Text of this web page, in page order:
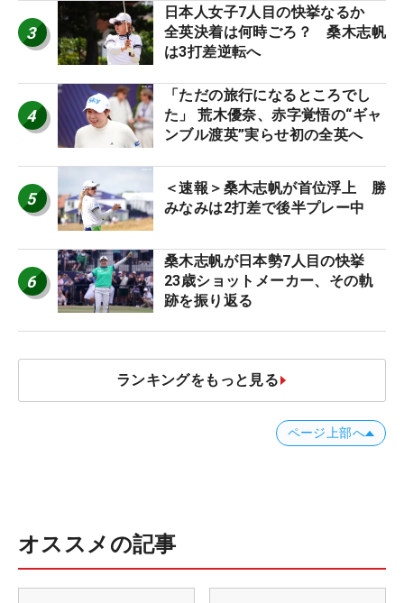
3
日本人女子7人目の快挙なるか
全英決着は何時ごろ？ 桑木志帆
は3打差逆転へ
4
「ただの旅行になるところでし
た」 荒木優奈、赤字覚悟の“ギャ
ンブル渡英”実らせ初の全英へ
5
＜速報＞桑木志帆が首位浮上 勝
みなみは2打差で後半プレー中
6
桑木志帆が日本勢7人目の快挙
23歳ショットメーカー、その軌
跡を振り返る
ランキングをもっと見る
ページ上部へ
オススメの記事